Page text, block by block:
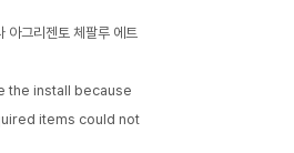
아그리젠토 체팔루 에트
the install because
items could not